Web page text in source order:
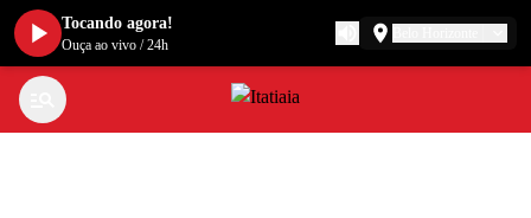
Tocando agora!
Ouça ao vivo /24h